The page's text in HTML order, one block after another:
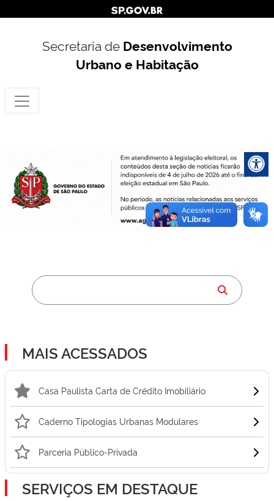
Secretaria de Desenvolvimento
Urbano e Habitação
MAIS ACESSADOS
Casa Paulista Carta de Crédito Imobiliário
Caderno Tipologias Urbanas Modulares
Parceria Público-Privada
SERVIÇOS EM DESTAQUE